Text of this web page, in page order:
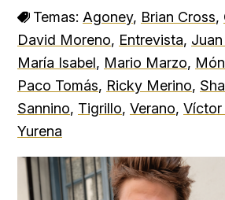
Temas: Agoney, Brian Cross,
David Moreno, Entrevista,
María Isabel, Mario Marzo,
Paco Tomás, Ricky Merino,
Sannino, Tigrillo, Verano, Víctor
Yurena